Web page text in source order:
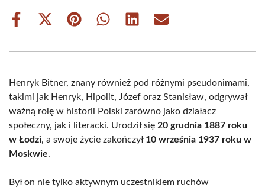
Share
Share
(Twitter)
Share Share Share Share
Henryk Bitner, znany również pod różnymi pseudonimami,
takimi jak Henryk, Hipolit, Józef oraz Stanisław, odgrywał
ważną rolę w historii Polski zarówno jako działacz
społeczny, jak i literacki. Urodził się 20 grudnia 1887 roku
w Łodzi, a swoje życie zakończył 10 września 1937 roku w
Moskwie.
Był on nie tylko aktywnym uczestnikiem ruchów